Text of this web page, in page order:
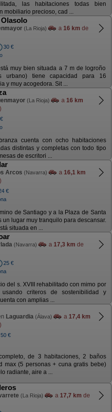
las habitaciones todas bien
mobiliario precioso, cad ...
(La Rioja) a 16 km de
30 €
muy bien situada a 7 m de logroño
urbano) tiene capacidad para 16
y muy acogedora. Sit ...
(La Rioja) a 16 km
cuenta con ocho habitaciones
distintas y completas con todo tipo
de escritori ...
Arcos (Navarra) a 16,1 km
€
de Santiago y a la Plaza de Santa
un lugar muy tranquilo para descansar.
situada en ...
(Navarra) a 17,3 km de
25 €
del s. XVIII rehabilitado con mimo por
usando criteros de sostenibilidad y
con amplias ...
Laguardia (Álava) a 17,4 km
50 €
de 3 habitaciones, 2 baños
max (5 personas + cuna gratis bebe)
radiante, aire a ...
(La Rioja) a 17,7 km de